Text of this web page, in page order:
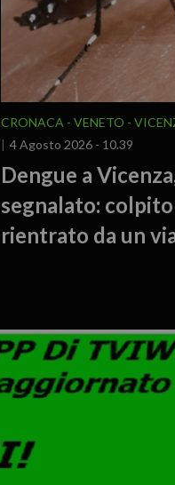
CRONACA VENETO
4 Agosto 2026 - 10.39
Dengue a
segnalato:
rientrato da un